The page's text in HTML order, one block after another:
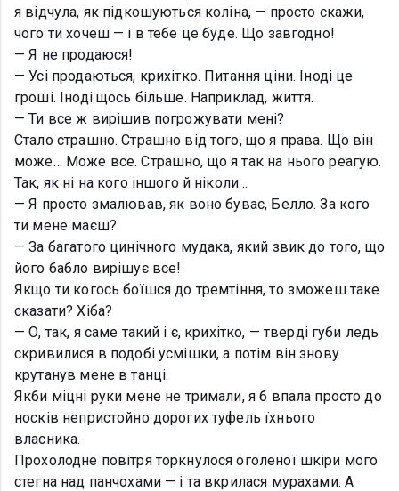
я відчула, як підкошуються коліна, — просто скажи,
чого ти хочеш — і в тебе це буде. Що завгодно!
— Я не продаюся!
— Усі продаються, крихітко. Питання ціни. Іноді це
гроші. Іноді щось більше. Наприклад, життя.
— Ти все ж вирішив погрожувати мені?
Стало страшно. Страшно від того, що я права. Що він
може… Може все. Страшно, що я так на нього реагую.
Так, як ні на кого іншого й ніколи…
— Я просто змалював, як воно буває, Белло. За кого
ти мене маєш?
— За багатого цинічного мудака, який звик до того, що
його бабло вирішує все!
Якщо ти когось боїшся до тремтіння, то зможеш таке
сказати? Хіба?
— О, так, я саме такий і є, крихітко, — тверді губи ледь
скривилися в подобі усмішки, а потім він знову
крутанув мене в танці.
Якби міцні руки мене не тримали, я б впала просто до
носків непристойно дорогих туфель їхнього
власника.
Прохолодне повітря торкнулося оголеної шкіри мого
стегна над панчохами — і та вкрилася мурахами. А